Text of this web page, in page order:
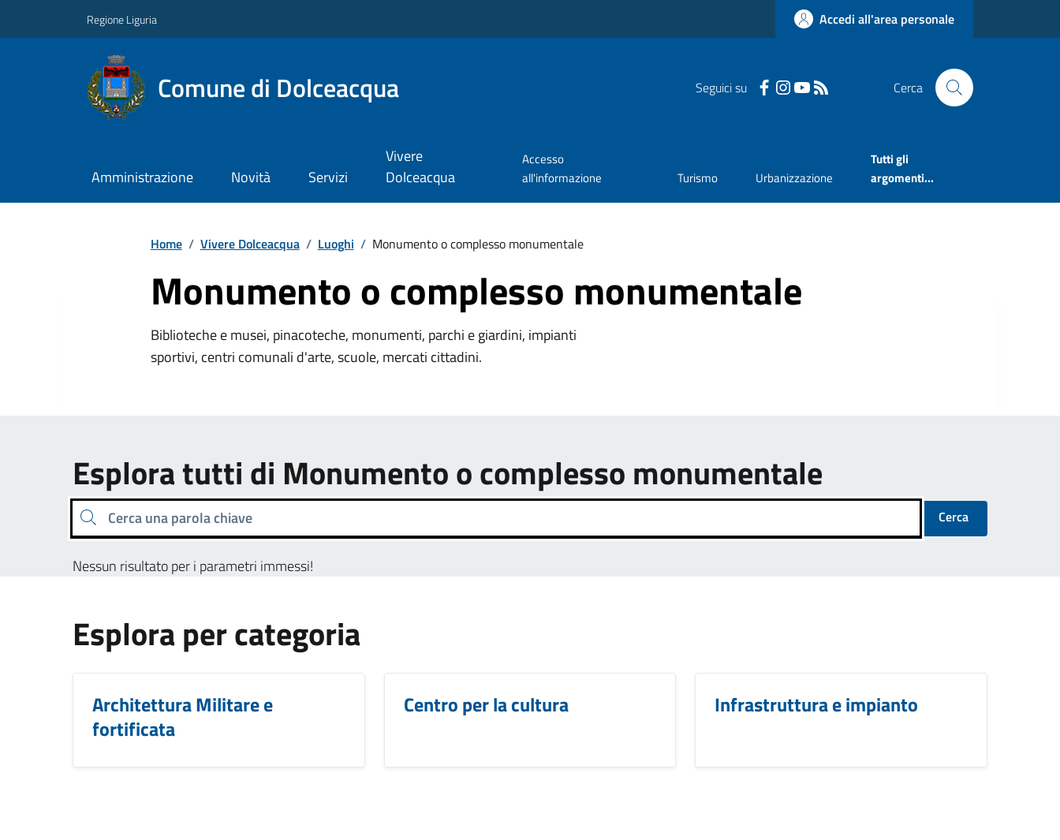
Regione Liguria Accedi all'area personale
Comune di Dolceacqua Seguici su Cerca
Amministrazione Novità Servizi
Vivere
Dolceacqua
Accesso
all'informazione
Turismo Urbanizzazione
Tutti gli
argomenti...
Home / Vivere Dolceacqua / Luoghi / Monumento o complesso monumentale
Monumento o complesso monumentale
Biblioteche e musei, pinacoteche, monumenti, parchi e giardini, impianti
sportivi, centri comunali d'arte, scuole, mercati cittadini.
Esplora tutti di Monumento o complesso monumentale
Cerca una parola chiave Cerca
Nessun risultato per i parametri immessi!
Esplora per categoria
Architettura Militare e
fortificata
Centro per la cultura Infrastruttura e impianto